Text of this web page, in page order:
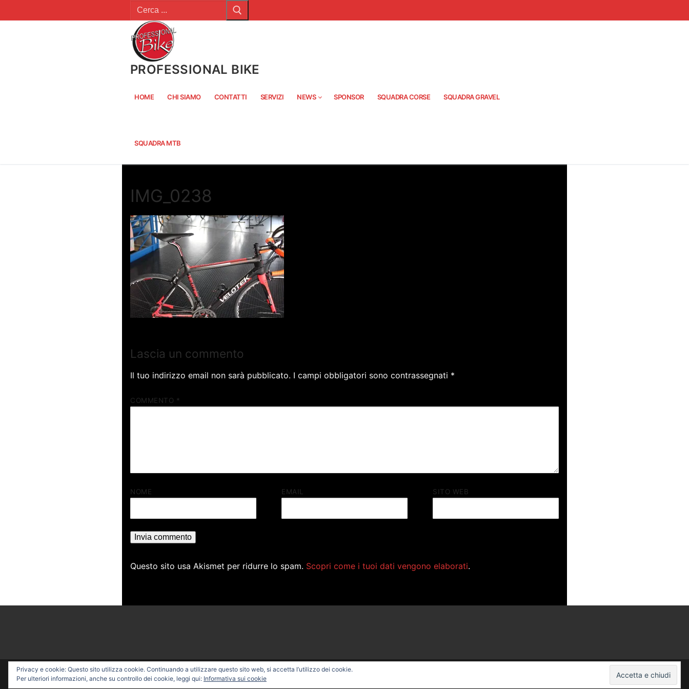
al
PROFESSIONAL BIKE
HOME CHI SIAMO CONTATTI SERVIZI NEWS SPONSOR SQUADRA CORSE SQUADRA GRAVEL
SQUADRA MTB
IMG_0238
Lascia un commento
Il tuo indirizzo email non sarà pubblicato. I campi obbligatori sono contrassegnati *
COMMENTO *
NOME EMAIL SITO WEB
Questo sito usa Akismet per ridurre lo spam. Scopri come i tuoi dati vengono elaborati.
Copyright © 2026 PROFESSIONAL BIKE – Powered by
Privacy e cookie: Questo sito utilizza cookie. Continuando a utilizzare questo sito web, si accetta l’utilizzo dei cookie.
Per ulteriori informazioni, anche su controllo dei cookie, leggi qui: Informativa sui cookie